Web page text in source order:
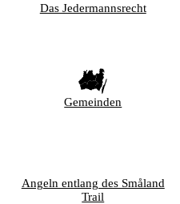
Das Jedermannsrecht
Gemeinden
Angeln entlang des Småland
Trail